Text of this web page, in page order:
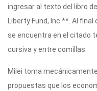
ingresar al texto del libro
Liberty Fund, Inc.**. Al
se encuentra en el citado
cursiva y entre comillas.
Milei toma
propuestas que los